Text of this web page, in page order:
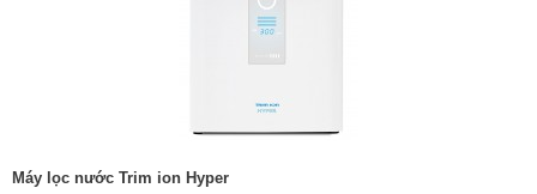
Máy lọc nước Trim ion Hyper